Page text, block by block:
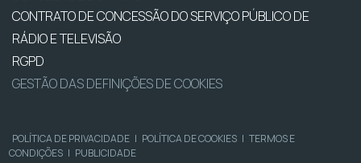
CONTRATO DE CONCESSÃO DO SERVIÇO PÚBLICO DE
RÁDIO E TELEVISÃO
RGPD
GESTÃO DAS DEFINIÇÕES DE COOKIES
POLÍTICA DE PRIVACIDADE | POLÍTICA DE COOKIES | TERMOS E
CONDIÇÕES | PUBLICIDADE